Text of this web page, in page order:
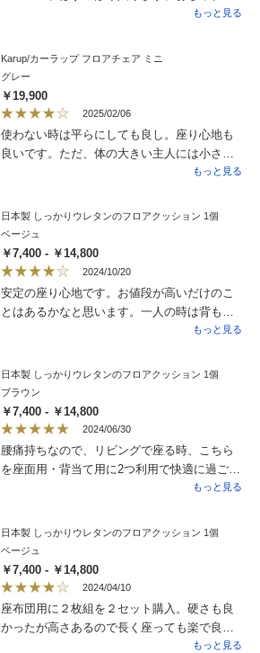
もっと見る
Karup/カーラップ フロアチェア ミニ
グレー
￥19,900
2025/02/06
使わない時は平らにしても良し。座り心地も
良いです。ただ、体の大きい主人には小さす
ぎでした。私用なので問題ありませんでし
もっと見る
日本製 しっかりウレタンのフロアクッション 1個
ベージュ
￥7,400 - ￥14,800
2024/10/20
安定の座り心地です。お値段が高いだけのこ
とはあるかなと思います。一人の時は背もた
れに使用したり、重ねて高さを出したり、お
す。部屋が狭いので、使わないときは片付け
て、さっと掃除もしやすい。くつろぎタイム
には欠かせないものになりそうで、購入して
良かったと思います。カバーの耐久性が少し
不安ですが。替えのカバーも出して欲しいで
す。
もっと見る
日本製 しっかりウレタンのフロアクッション 1個
ブラウン
￥7,400 - ￥14,800
2024/06/30
腰痛持ちなので、リビングで座る時、こちら
を座面用・背当て用に2つ利用で快適に過ごせ
ています。沈み込まないので、座り心地が良
もっと見る
日本製 しっかりウレタンのフロアクッション 1個
ベージュ
￥7,400 - ￥14,800
2024/04/10
座布団用に２枚組を２セット購入。硬さも良
かったが高さあるので長く座っても楽で良
かった。我が家の中型の愛犬がソファーや
もっと見る